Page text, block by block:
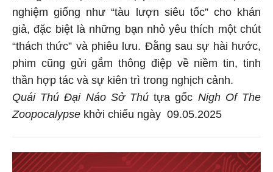
nghiệm giống như “tàu lượn siêu tốc” cho khán
giả, đặc biệt là những bạn nhỏ yêu thích một chút
“thách thức” và phiêu lưu. Đằng sau sự hài hước,
phim cũng gửi gắm thông điệp về niềm tin, tinh
thần hợp tác và sự kiên trì trong nghịch cảnh.
Quái Thú Đại Náo Sở Thú tựa gốc Nigh Of The
Zoopocalypse khởi chiếu ngày 09.05.2025